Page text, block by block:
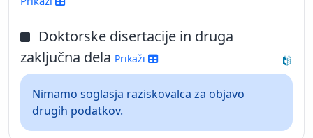
Doktorske disertacije in druga
zaključna dela Prikaži
Nimamo soglasja raziskovalca za objavo
drugih podatkov.